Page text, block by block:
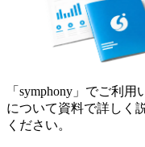
「symphony」でご利
について資料で詳しく
ください。